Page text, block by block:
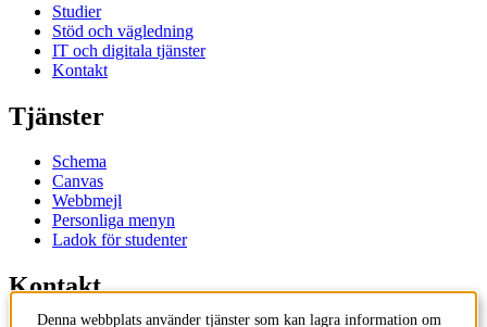
Studier
Stöd och vägledning
IT och digitala tjänster
Kontakt
Tjänster
Schema
Canvas
Webbmejl
Personliga menyn
Ladok för studenter
Kontakt
Denna webbplats använder tjänster som kan lagra information om